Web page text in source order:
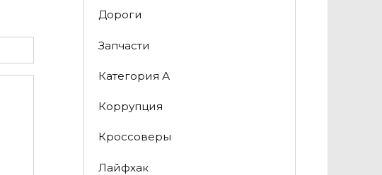
Дороги
Запчасти
Категория А
Коррупция
Кроссоверы
Лайфхак